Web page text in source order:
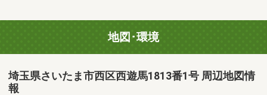
地図･環境
埼玉県さいたま市西区西遊馬1813番1号 周辺地図情
報